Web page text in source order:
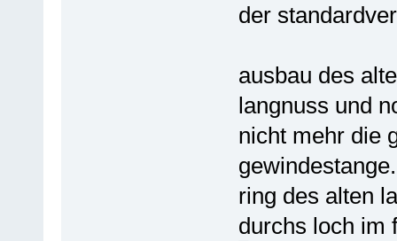
der
ausbau des
langnuss und
nicht mehr die
ring des alten
durchs loch im